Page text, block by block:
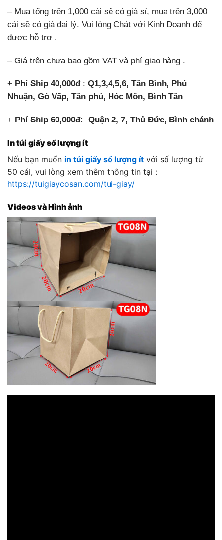
– Mua tổng trên 1,000 cái sẽ có giá sỉ, mua trên 3,000
cái sẽ có giá đại lý. Vui lòng Chát với Kinh Doanh để
được hỗ trợ .
– Giá trên chưa bao gồm VAT và phí giao hàng .
+ Phí Ship 40,000đ: Q1,3,4,5,6, Tân Bình, Phú
Nhuận, Gò Vấp, Tân phú, Hóc Môn, Bình Tân
+ Phí Ship 60,000đ: Quận 2, 7, Thủ Đức, Bình chánh
In túi giấy số lượng ít
Nếu bạn muốn in túi giấy số lượng ít với số lượng từ
50 cái, vui lòng xem thêm thông tin tại :
https://tuigiaycosan.com/tui-giay/
Videos và Hình ảnh